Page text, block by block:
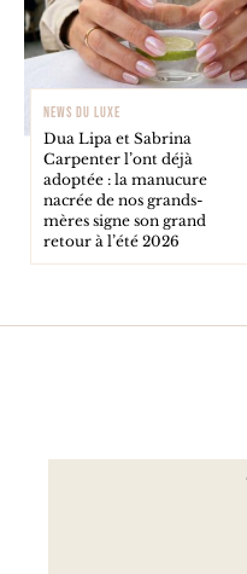
NEWS DU LUXE
Dua Lipa et Sabrina
Carpenter l’ont déjà
adoptée : la manucure
nacrée de nos grands-
mères signe son grand
retour à l’été 2026